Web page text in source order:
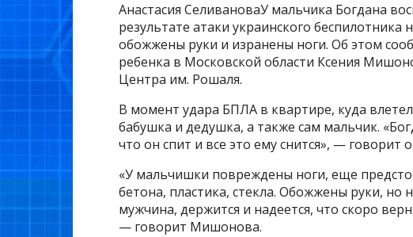
Анастасия СеливановаУ мальчика Богдана
результате атаки украинского беспилотника
обожжены руки и изранены ноги. Об этом
ребенка в Московской области Ксения
Центра им. Рошаля.
В момент удара БПЛА в квартире, куда
бабушка и дедушка, а также сам мальчик.
что он спит и все это ему снится», — говорит
«У мальчишки повреждены ноги, еще
бетона, пластика, стекла. Обожжены руки, но
мужчина, держится и надеется, что скоро
— говорит Мишонова.